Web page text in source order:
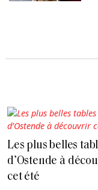
Les plus belles
d’Ostende à
cet été